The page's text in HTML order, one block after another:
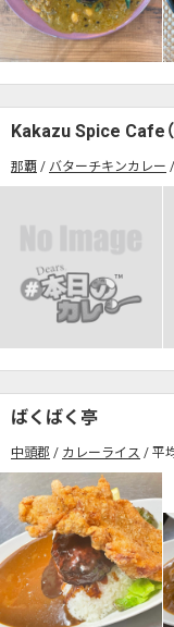
Kakazu Spice Cafe
那覇 バターチキンカレー
ばくばく亭
中頭郡 カレーライス 平